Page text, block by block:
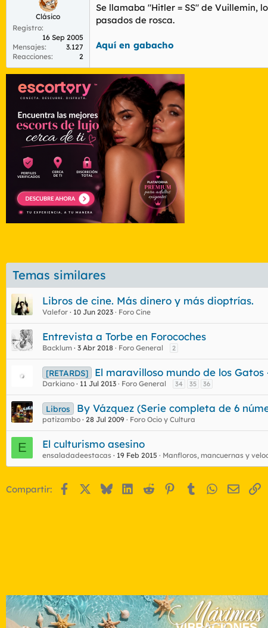
Clásico
Registro
16 Sep 2005
Mensajes
3.127
Reacciones
2
Se llamaba "Hitler = SS" de Vuillemin,
pasados de rosca.
Aquí en gabacho
Temas similares
Libros de cine. Más dinero y más dioptrías.
Valefor 10 Jun 2023 Foro Cine
Entrevista a Torbe en Forocoches
Backlum 3 Abr 2018 Foro General 2
[RETARDS] El maravilloso mundo de los
Darkiano 11 Jul 2013 Foro General 34 35 36
Libros By Vázquez (Serie completa de 6
patizambo 28 Jul 2009 Foro Ocio y Cultura
E El culturismo asesino
ensaladadeestacas 19 Feb 2015 Manfloros, mancuernas y
Compartir: FacebookBlueskyLinkedIn
Reddit Pinterest
Tumblr WhatsApp
Email